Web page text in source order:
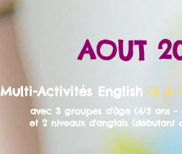
AOUT
Multi-Activités English (4 à
avec 3 groupes d'âge (4/5 ans -
et 2 niveaux d'anglais (débutant